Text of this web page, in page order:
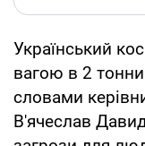
Український
вагою в 2
словами
В'ячеслав